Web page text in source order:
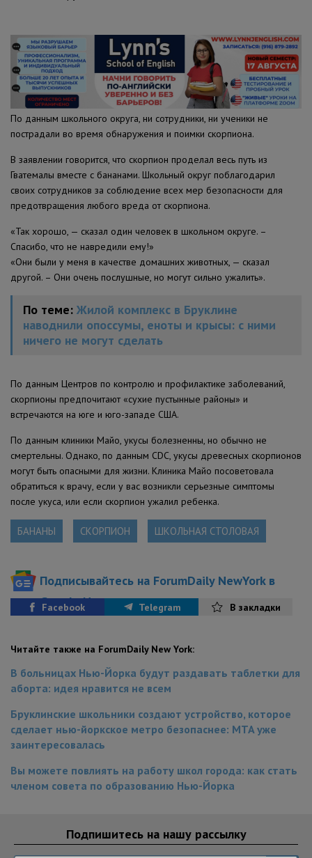
По данным школьного округа, ни сотрудники, ни ученики не
пострадали во время обнаружения и поимки скорпиона.
В заявлении говорится, что скорпион проделал весь путь из
Гватемалы вместе с бананами. Школьный округ поблагодарил
своих сотрудников за соблюдение всех мер безопасности для
предотвращения любого вреда от скорпиона.
«Так хорошо, — сказал один человек в школьном округе. –
Спасибо, что не навредили ему!»
«Они были у меня в качестве домашних животных, — сказал
другой. – Они очень послушные, но могут сильно ужалить».
По теме: Жилой комплекс в Бруклине
наводнили опоссумы, еноты и крысы: с ними
ничего не могут сделать
По данным Центров по контролю и профилактике заболеваний,
скорпионы предпочитают «сухие пустынные районы» и
встречаются на юге и юго-западе США.
По данным клиники Майо, укусы болезненны, но обычно не
смертельны. Однако, по данным CDC, укусы древесных скорпионов
могут быть опасными для жизни. Клиника Майо посоветовала
обратиться к врачу, если у вас возникли серьезные симптомы
после укуса, или если скорпион ужалил ребенка.
БАНАНЫ СКОРПИОН ШКОЛЬНАЯ СТОЛОВАЯ
Подписывайтесь на ForumDaily NewYork в
Google News
Facebook Telegram В закладки
Читайте также на ForumDaily New York:
В больницах Нью-Йорка будут раздавать таблетки для
аборта: идея нравится не всем
Бруклинские школьники создают устройство, которое
сделает нью-йоркское метро безопаснее: MTA уже
заинтересовалась
Вы можете повлиять на работу школ города: как стать
членом совета по образованию Нью-Йорка
Подпишитесь на нашу рассылку